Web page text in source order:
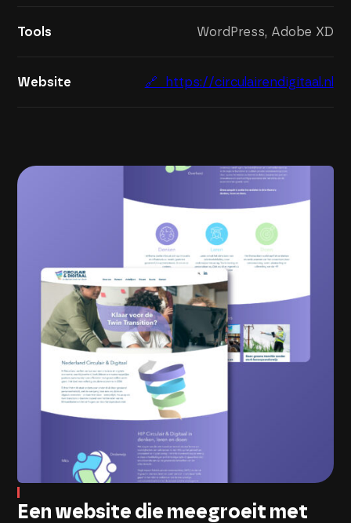
Tools WordPress, Adobe XD
Website 🔗 https://circulairendigitaal.nl
Een website die meegroeit met